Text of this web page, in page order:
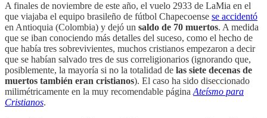
A finales de noviembre de este año, el vuelo 2933 de LaMia en el
que viajaba el equipo brasileño de fútbol Chapecoense se accidentó
en Antioquia (Colombia) y dejó un saldo de 70 muertos. A medida
que se iban conociendo más detalles del suceso, como el hecho de
que había tres sobrevivientes, muchos cristianos empezaron a decir
que se habían salvado tres de sus correligionarios (ignorando que,
posiblemente, la mayoría si no la totalidad de las siete decenas de
muertos también eran cristianos). El caso ha sido diseccionado
milimétricamente en la muy recomendable página Ateísmo para
Cristianos.